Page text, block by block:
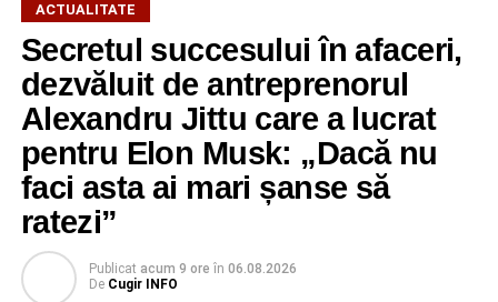
ACTUALITATE
Secretul succesului în afaceri,
dezvăluit de antreprenorul
Alexandru Jittu care a lucrat
pentru Elon Musk: „Dacă nu
faci asta ai mari șanse să
ratezi”
Publicat acum 9 ore în 06.08.2026
De Cugir INFO